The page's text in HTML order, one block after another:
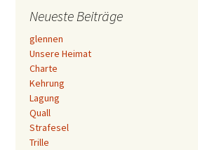
Navigation
Neueste Beiträge
glennen
Unsere Heimat
Charte
Kehrung
Lagung
Quall
Strafesel
Trille